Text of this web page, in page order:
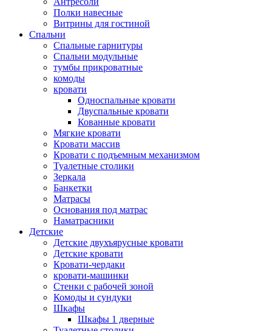
Полки навесные
Витрины для гостиной
Спальни
Спальные гарнитуры
Спальни модульные
тумбы прикроватные
комоды
кровати
Односпальные кровати
Двуспальные кровати
Кованные кровати
Мягкие кровати
Кровати массив
Кровати с подъемным механизмом
Туалетные столики
Зеркала
Банкетки
Матрасы
Основания под матрас
Наматрасники
Детские
Детские двухъярусные кровати
Детские кровати
Кровати-чердаки
кровати-машинки
Стенки с рабочей зоной
Комоды и сундуки
Шкафы
Шкафы 1 дверные